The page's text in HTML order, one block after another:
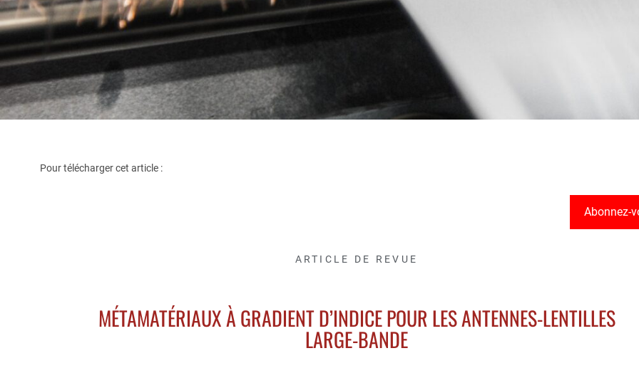
Pour télécharger cet article :
Abonnez-
ARTICLE DE REVUE
MÉTAMATÉRIAUX À GRADIENT D’INDICE POUR LES ANTENNES-LENTILLES
LARGE-BANDE